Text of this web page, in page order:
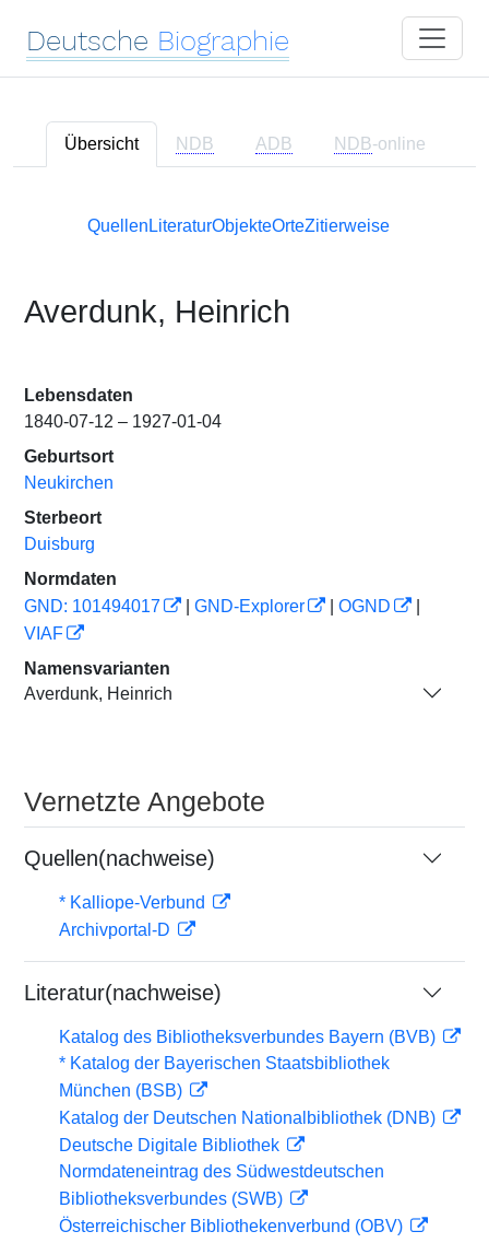
Deutsche Biographie
Übersicht NDB ADB NDB-online
Quellen LiteraturObjekteOrteZitierweise
Averdunk, Heinrich
Lebensdaten
1840-07-12 – 1927-01-04
Geburtsort
Neukirchen
Sterbeort
Duisburg
Normdaten
GND: 101494017
GND-Explorer OGND
VIAF
Namensvarianten
Averdunk, Heinrich
Vernetzte Angebote
Quellen(nachweise)
* Kalliope-Verbund
Archivportal-D
Literatur(nachweise)
Katalog des Bibliotheksverbundes Bayern (BVB)
* Katalog der Bayerischen Staatsbibliothek
München (BSB)
Katalog der Deutschen Nationalbibliothek (DNB)
Deutsche Digitale Bibliothek
Normdateneintrag des Südwestdeutschen
Bibliotheksverbundes (SWB)
Österreichischer Bibliothekenverbund (OBV)